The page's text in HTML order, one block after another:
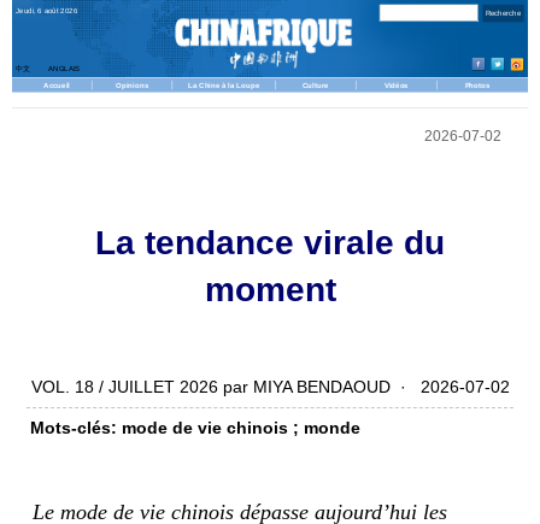
Jeudi, 6 août 2026
中文
ANGLAIS
Accueil
Opinions La Chine à la Loupe Culture Vidéos Photos
2026-07-02
La tendance virale du
moment
VOL. 18 / JUILLET 2026 par MIYA BENDAOUD · 2026-07-02
Mots-clés: mode de vie chinois ; monde
Le mode de vie chinois dépasse aujourd’hui les